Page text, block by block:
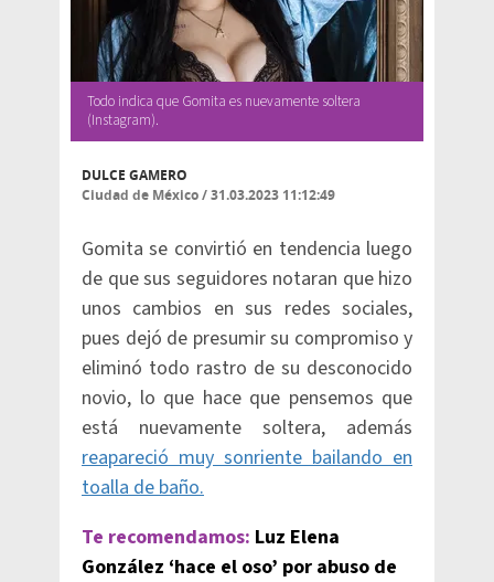
Todo indica que Gomita es nuevamente soltera
(Instagram).
DULCE GAMERO
Ciudad de México/31.03.2023 11:12:49
Gomita se convirtió en tendencia luego
de que sus seguidores notaran que hizo
unos cambios en sus redes sociales,
pues dejó de presumir su compromiso y
eliminó todo rastro de su desconocido
novio, lo que hace que pensemos que
está nuevamente soltera, además
reapareció muy sonriente bailando en
toalla de baño.
Te recomendamos: Luz Elena
González ‘hace el oso’ por abuso de